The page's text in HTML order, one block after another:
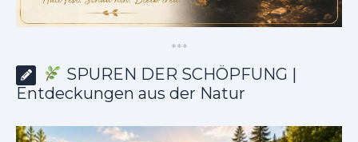
***
SPUREN DER SCHÖPFUNG |
Entdeckungen aus der Natur